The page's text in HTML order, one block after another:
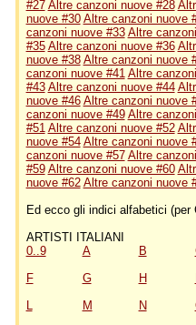
#27 Altre canzoni nuove #28
nuove #30 Altre canzoni nuove
canzoni nuove #33 Altre
#35 Altre canzoni nuove #36
nuove #38 Altre canzoni nuove
canzoni nuove #41 Altre
#43 Altre canzoni nuove #44
nuove #46 Altre canzoni nuove
canzoni nuove #49 Altre
#51 Altre canzoni nuove #52
nuove #54 Altre canzoni nuove
canzoni nuove #57 Altre
#59 Altre canzoni nuove #60
nuove #62 Altre canzoni nuove
Ed ecco gli indici alfabetici (per
ARTISTI ITALIANI
0..9
A B
F
G H
L
M N